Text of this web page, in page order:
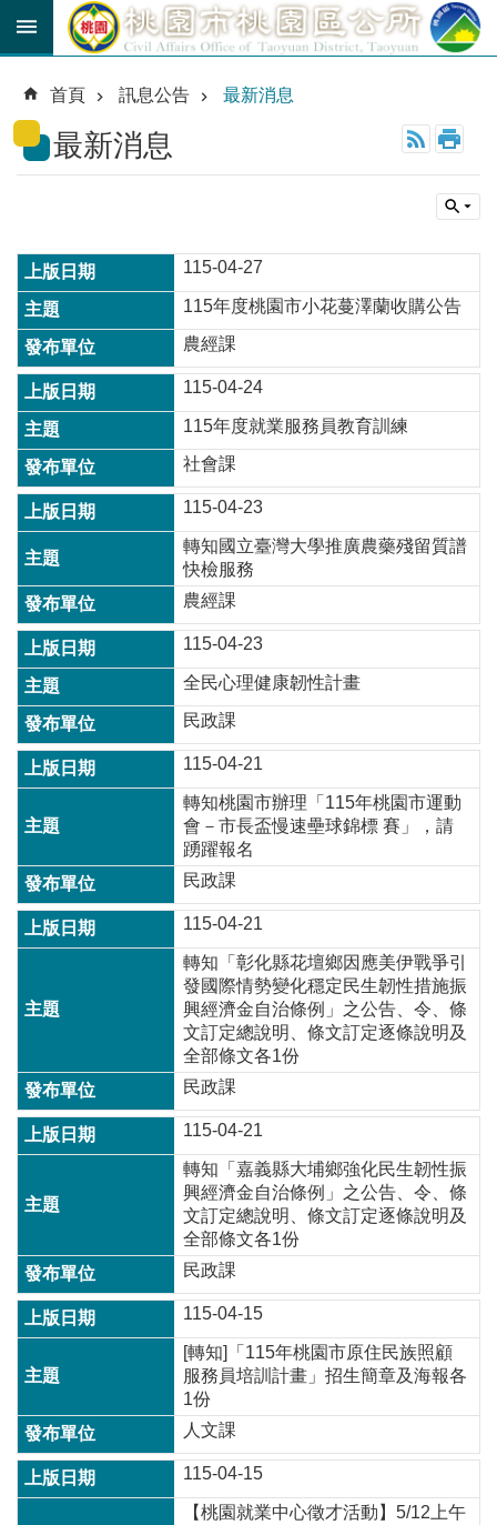
跳到主要內容區塊
育
貼
公
市
民
卡
進
階
搜
尋
本
區
介
紹
訊
息
公
告
生
便
資
訊
機
訊
相
關
資
回
網
站
導
政
信
箱
首頁 訊息公告 最新消息
最新消息
115-04-27
115年度桃園市小花蔓澤蘭收購公告
農經課
115-04-24
115年度就業服務員教育訓練
社會課
115-04-23
轉知國立臺灣大學推廣農藥殘留質譜
快檢服務
農經課
115-04-23
全民心理健康韌性計畫
民政課
115-04-21
轉知桃園市辦理「115年桃園市運動
會－市長盃慢速壘球錦標 賽」，請
踴躍報名
民政課
115-04-21
轉知「彰化縣花壇鄉因應美伊戰爭引
發國際情勢變化穩定民生韌性措施振
興經濟金自治條例」之公告、令、條
文訂定總說明、條文訂定逐條說明及
全部條文各1份
民政課
115-04-21
轉知「嘉義縣大埔鄉強化民生韌性振
興經濟金自治條例」之公告、令、條
文訂定總說明、條文訂定逐條說明及
全部條文各1份
民政課
115-04-15
[轉知]「115年桃園市原住民族照顧
服務員培訓計畫」招生簡章及海報各
1份
人文課
115-04-15
【桃園就業中心徵才活動】5/12上午